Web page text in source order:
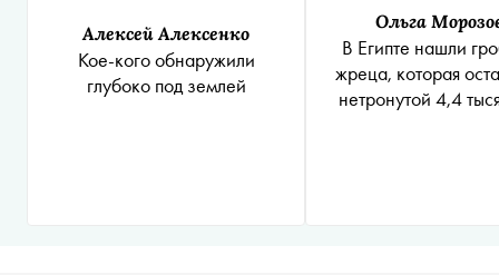
Алексей Алексенко
Кое-кого обнаружили
глубоко под землей
Ольга
В Египте нашли
жреца, которая
нетронутой 4,4